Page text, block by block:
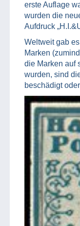
erste Auflage
wurden die
Aufdruck
Weltweit gab
Marken
die Marken auf
wurden, sind
beschädigt